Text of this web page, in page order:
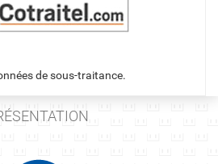
de sous-traitance.